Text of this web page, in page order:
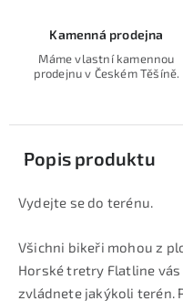
Kamenná prodejna
Máme vlastní kamennou
prodejnu v Českém Těšíně.
Popis produktu
Vydejte se do terénu.
Všichni bikeři mohou z
Horské tretry Flatline
zvládnete jakýkoli terén.